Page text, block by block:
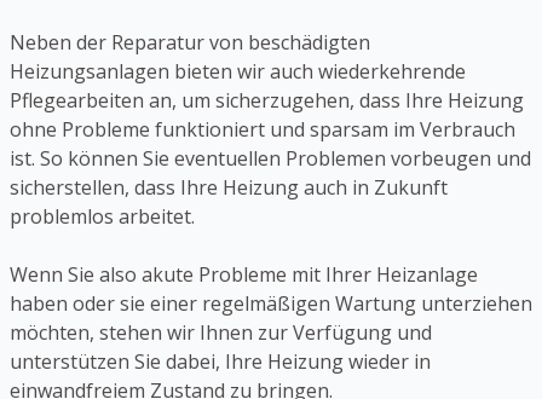
Neben der Reparatur von beschädigten
Heizungsanlagen bieten wir auch wiederkehrende
Pflegearbeiten an, um sicherzugehen, dass Ihre Heizung
ohne Probleme funktioniert und sparsam im Verbrauch
ist. So können Sie eventuellen Problemen vorbeugen und
sicherstellen, dass Ihre Heizung auch in Zukunft
problemlos arbeitet.
Wenn Sie also akute Probleme mit Ihrer Heizanlage
haben oder sie einer regelmäßigen Wartung unterziehen
möchten, stehen wir Ihnen zur Verfügung und
unterstützen Sie dabei, Ihre Heizung wieder in
einwandfreiem Zustand zu bringen.